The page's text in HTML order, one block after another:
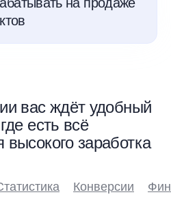
вас ждёт удобный
есть всё
заработка
Конверсии